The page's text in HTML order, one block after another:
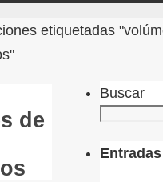
etiquetadas
de
Buscar